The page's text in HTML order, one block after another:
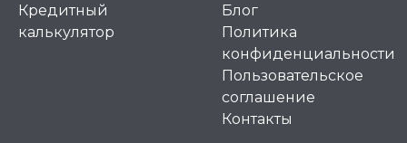
Кредитный
калькулятор
Блог
Политика
конфиденциальности
Пользовательское
соглашение
Контакты